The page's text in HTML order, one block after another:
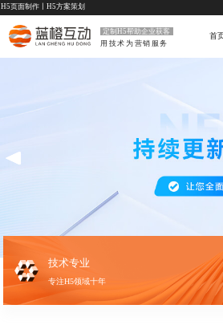
H5页面制作 H5方案策划
定制H5帮助企业获客
用技术为营销服务
首
技术专业
专注H5领域十年